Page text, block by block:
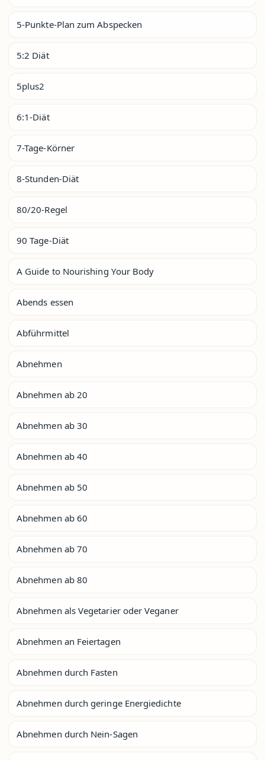
5-Punkte-Plan zum Abspecken
5:2 Diät
5plus2
6:1-Diät
7-Tage-Körner
8-Stunden-Diät
80/20-Regel
90 Tage-Diät
A Guide to Nourishing Your Body
Abends essen
Abführmittel
Abnehmen
Abnehmen ab 20
Abnehmen ab 30
Abnehmen ab 40
Abnehmen ab 50
Abnehmen ab 60
Abnehmen ab 70
Abnehmen ab 80
Abnehmen als Vegetarier oder Veganer
Abnehmen an Feiertagen
Abnehmen durch Fasten
Abnehmen durch geringe Energiedichte
Abnehmen durch Nein-Sagen